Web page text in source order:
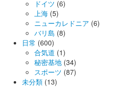
ドイツ (6)
上海 (5)
ニューカレドニア (6)
バリ島 (8)
日常 (600)
合気道 (1)
秘密基地 (34)
スポーツ (87)
未分類 (13)